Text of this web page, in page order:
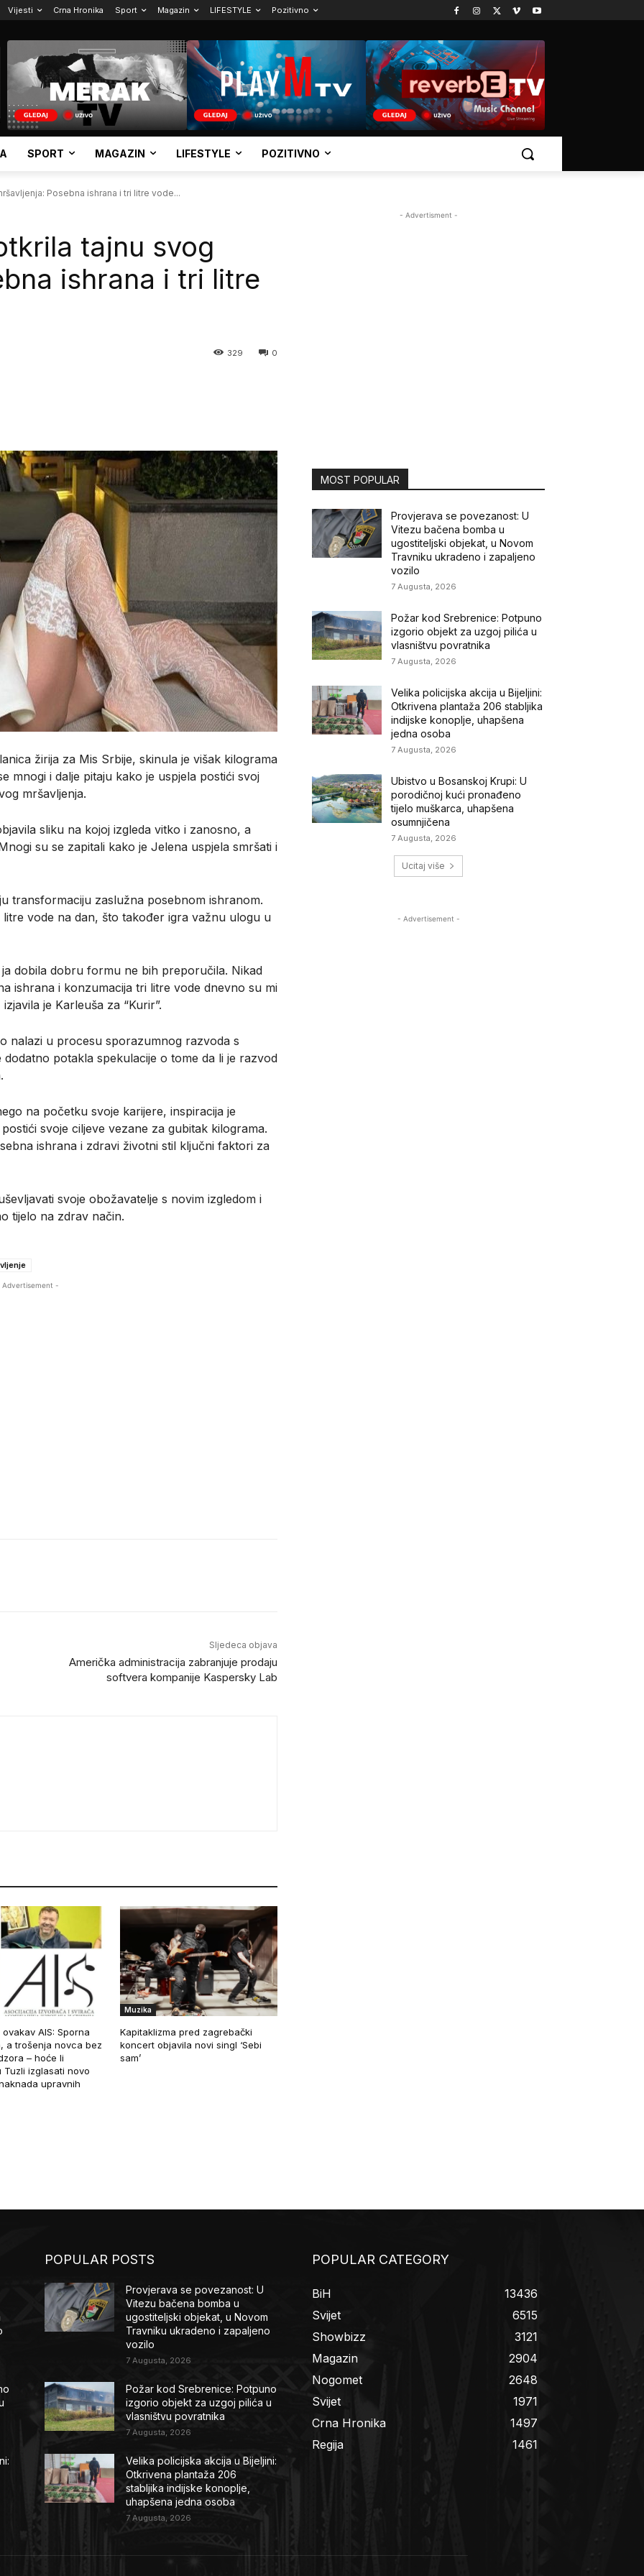
Vijesti Crna Hronika Sport Magazin LIFESTYLE Pozitivno
SPORT MAGAZIN LIFESTYLE POZITIVNO
Posebna ishrana i tri litre vode...
tajnu svog
ishrana i tri litre
0
329
žirija za Mis Srbije, skinula je višak kilograma
mnogi i dalje pitaju kako je uspjela postići svoj
mršavljenja.
sliku na kojoj izgleda vitko i zanosno, a
su se zapitali kako je Jelena uspjela smršati i
transformaciju zaslužna posebnom ishranom.
vode na dan, što također igra važnu ulogu u
dobila dobru formu ne bih preporučila. Nikad
ishrana i konzumacija tri litre vode dnevno su mi
je Karleuša za “Kurir”.
nalazi u procesu sporazumnog razvoda s
potakla spekulacije o tome da li je razvod
na početku svoje karijere, inspiracija je
svoje ciljeve vezane za gubitak kilograma.
ishrana i zdravi životni stil ključni faktori za
svoje obožavatelje s novim izgledom i
tijelo na zdrav način.
Advertisement -
Sljedeca objava
Američka administracija zabranjuje prodaju
softvera kompanije Kaspersky Lab
AIS: Sporna
a trošenja novca bez
– hoće li
Tuzli izglasati novo
upravnih
Muzika
Kapitaklizma pred zagrebački
koncert objavila novi singl ‘Sebi
sam’
- Advertisment -
MOST POPULAR
Provjerava se povezanost: U
Vitezu bačena bomba u
ugostiteljski objekat, u Novom
Travniku ukradeno i zapaljeno
vozilo
7 Augusta, 2026
Požar kod Srebrenice: Potpuno
izgorio objekt za uzgoj pilića u
vlasništvu povratnika
7 Augusta, 2026
Velika policijska akcija u Bijeljini:
Otkrivena plantaža 206 stabljika
indijske konoplje, uhapšena
jedna osoba
7 Augusta, 2026
Ubistvo u Bosanskoj Krupi: U
porodičnoj kući pronađeno
tijelo muškarca, uhapšena
osumnjičena
7 Augusta, 2026
Ucitaj više
- Advertisement -
POPULAR POSTS
Provjerava se povezanost: U
Vitezu bačena bomba u
ugostiteljski objekat, u Novom
Travniku ukradeno i zapaljeno
vozilo
7 Augusta, 2026
Požar kod Srebrenice: Potpuno
izgorio objekt za uzgoj pilića u
vlasništvu povratnika
7 Augusta, 2026
Velika policijska akcija u Bijeljini:
Otkrivena plantaža 206
stabljika indijske konoplje,
uhapšena jedna osoba
7 Augusta, 2026
POPULAR CATEGORY
BiH
13436
Svijet
6515
Showbizz
3121
Magazin
2904
Nogomet
2648
Svijet
1971
Crna Hronika
1497
Regija
1461